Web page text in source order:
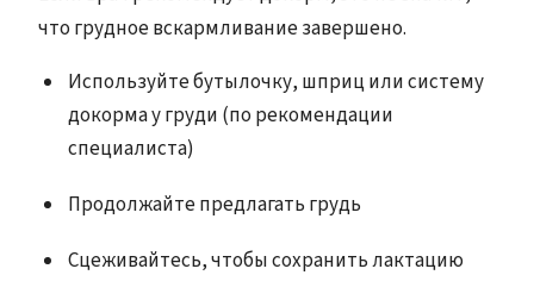
что грудное вскармливание завершено.
Используйте бутылочку, шприц или систему
докорма у груди (по рекомендации
специалиста)
Продолжайте предлагать грудь
Сцеживайтесь, чтобы сохранить лактацию